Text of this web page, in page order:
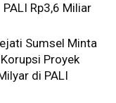
Rp3,6 Miliar
Sumsel Minta
Proyek
di PALI